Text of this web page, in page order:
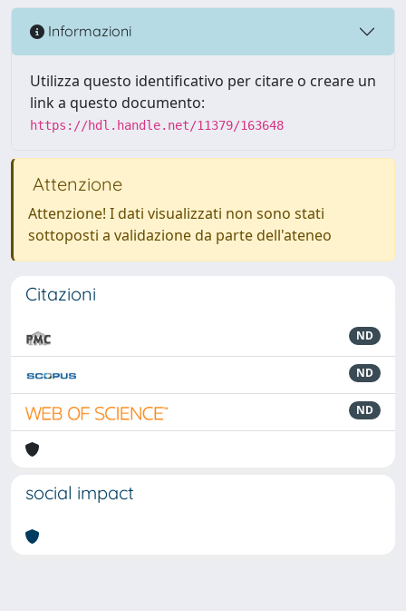
Informazioni
Utilizza questo identificativo per citare o creare un
link a questo documento:
https://hdl.handle.net/11379/163648
Attenzione
Attenzione! I dati visualizzati non sono stati
sottoposti a validazione da parte dell'ateneo
Citazioni
ND
ND
ND
social impact